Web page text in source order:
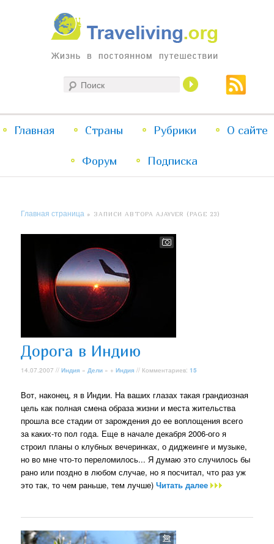
Traveliving
Жизнь в постоянном путешествии
меню
Перейти
к
Перейти
к
Главная Страны Рубрики О сайте
Форум Подписка
Главная страница » ЗАПИСИ АВТОРА AJAYVER (PAGE 23)
Дорога в Индию
14.07.2007 //Индия » Дели » +Индия // Комментариев:15
Вот, наконец, я в Индии. На ваших глазах такая грандиозная
цель как полная смена образа жизни и места жительства
прошла все стадии от зарождения до ее воплощения всего
за каких-то пол года. Еще в начале декабря 2006-ого я
строил планы о клубных вечеринках, о диджеинге и музыке,
но во мне что-то переломилось... Я думаю это случилось бы
рано или поздно в любом случае, но я посчитал, что раз уж
это так, то чем раньше, тем лучше)Читать далее